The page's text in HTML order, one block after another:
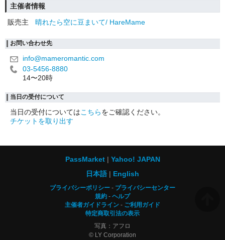
主催者情報
販売主
晴れたら空に豆まいて/ HareMame
お問い合わせ先
info@mameromantic.com
03-5456-8880
14〜20時
当日の受付について
当日の受付についてはこちらをご確認ください。
チケットを取り出す
PassMarket
Yahoo! JAPAN
日本語
English
プライバシーポリシー
プライバシーセンター
規約
ヘルプ
主催者ガイドライン
ご利用ガイド
特定商取引法の表示
写真：アフロ
© LY Corporation